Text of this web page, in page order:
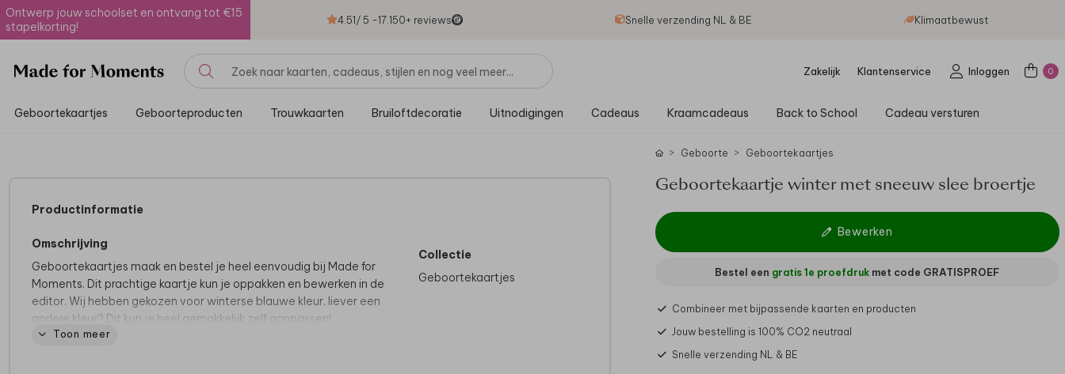
Ontwerp jouw schoolset en ontvang tot €15
stapelkorting!
4.51/ 5 -17.150+ reviews Snelle verzending NL & BE Klimaatbewust
Zakelijk Klantenservice Inloggen 0
Geboortekaartjes Geboorteproducten Trouwkaarten Bruiloftdecoratie Uitnodigingen Cadeaus Kraamcadeaus Back to School Cadeau versturen
Productinformatie
Omschrijving
Geboortekaartjes maak en bestel je heel eenvoudig bij Made for
Moments. Dit prachtige kaartje kun je oppakken en bewerken in de
editor. Wij hebben gekozen voor winterse blauwe kleur, liever een
andere kleur? Dit kun je heel gemakkelijk zelf aanpassen!
Toon meer
Collectie
Geboortekaartjes
Geboorte Geboortekaartjes
Geboortekaartje winter met sneeuw slee broertje
Bewerken
Bestel een gratis 1e proefdruk met code GRATISPROEF
Combineer met bijpassende kaarten en producten
Jouw bestelling is 100% CO2 neutraal
Snelle verzending NL & BE